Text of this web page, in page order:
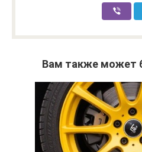
Вам также может